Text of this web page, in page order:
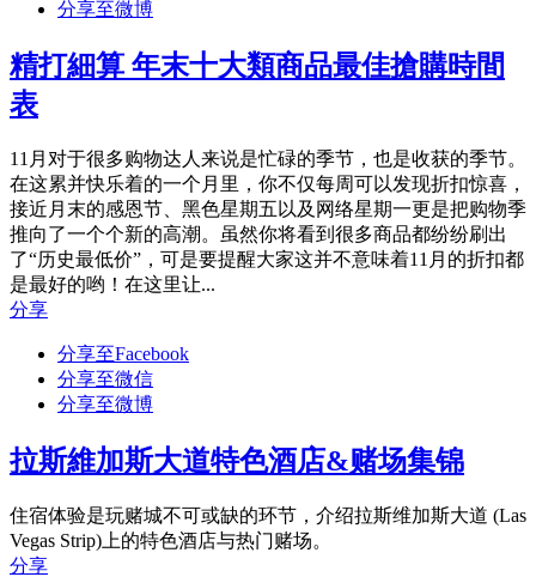
分享至微博
精打細算 年末十大類商品最佳搶購時間
表
11月对于很多购物达人来说是忙碌的季节，也是收获的季节。
在这累并快乐着的一个月里，你不仅每周可以发现折扣惊喜，
接近月末的感恩节、黑色星期五以及网络星期一更是把购物季
推向了一个个新的高潮。虽然你将看到很多商品都纷纷刷出
了“历史最低价”，可是要提醒大家这并不意味着11月的折扣都
是最好的哟！在这里让...
分享
分享至Facebook
分享至微信
分享至微博
拉斯維加斯大道特色酒店&赌场集锦
住宿体验是玩赌城不可或缺的环节，介绍拉斯维加斯大道 (Las
Vegas Strip)上的特色酒店与热门赌场。
分享